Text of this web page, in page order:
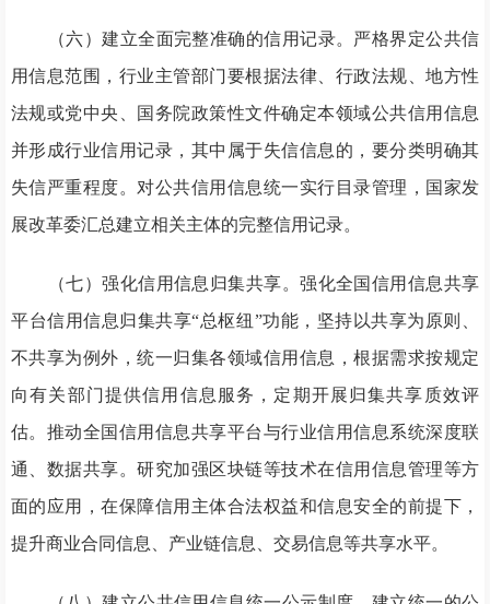
（六）建立全面完整准确的信用记录。严格界定公共信
用信息范围，行业主管部门要根据法律、行政法规、地方性
法规或党中央、国务院政策性文件确定本领域公共信用信息
并形成行业信用记录，其中属于失信信息的，要分类明确其
失信严重程度。对公共信用信息统一实行目录管理，国家发
展改革委汇总建立相关主体的完整信用记录。
（七）强化信用信息归集共享。强化全国信用信息共享
平台信用信息归集共享“总枢纽”功能，坚持以共享为原则、
不共享为例外，统一归集各领域信用信息，根据需求按规定
向有关部门提供信用信息服务，定期开展归集共享质效评
估。推动全国信用信息共享平台与行业信用信息系统深度联
通、数据共享。研究加强区块链等技术在信用信息管理等方
面的应用，在保障信用主体合法权益和信息安全的前提下，
提升商业合同信息、产业链信息、交易信息等共享水平。